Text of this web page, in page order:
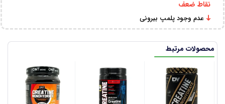
نقاط ضعف
عدم وجود پلمپ بیرونی
محصولات مرتبط